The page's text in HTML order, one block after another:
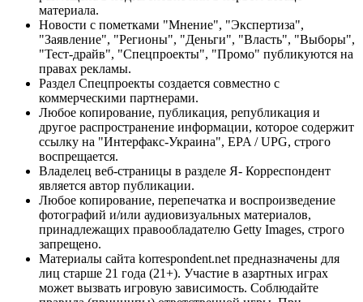
материала.
Новости с пометками "Мнение", "Экспертиза",
"Заявление", "Регионы", "Деньги", "Власть", "Выборы",
"Тест-драйв", "Спецпроекты", "Промо" публикуются на
правах рекламы.
Раздел Спецпроекты создается совместно с
коммерческими партнерами.
Любое копирование, публикация, републикация и
другое распространение информации, которое содержит
ссылку на "Интерфакс-Украина", EPA / UPG, строго
воспрещается.
Владелец веб-страницы в разделе Я- Корреспондент
является автор публикации.
Любое копирование, перепечатка и воспроизведение
фотографий и/или аудиовизуальных материалов,
принадлежащих правообладателю Getty Images, строго
запрещено.
Материалы сайта korrespondent.net предназначены для
лиц старше 21 года (21+). Участие в азартных играх
может вызвать игровую зависимость. Соблюдайте